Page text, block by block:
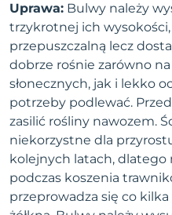
Uprawa: Bulwy należy
trzykrotnej ich
przepuszczalną lecz
dobrze rośnie zarówno
słonecznych, jak i lekko
potrzeby podlewać.
zasilić rośliny nawozem.
niekorzystne dla
kolejnych latach, dlatego
podczas koszenia
przeprowadza się co